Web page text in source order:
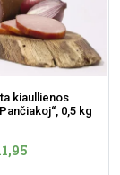
kiaullienos
0,5 kg